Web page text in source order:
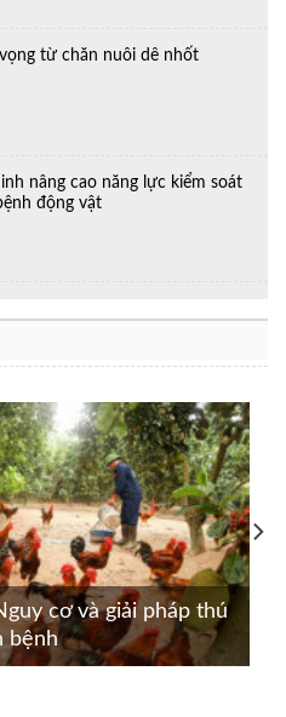
vọng từ chăn nuôi dê nhốt
nâng cao năng lực kiểm soát
động vật
cơ và giải pháp thú
bệnh